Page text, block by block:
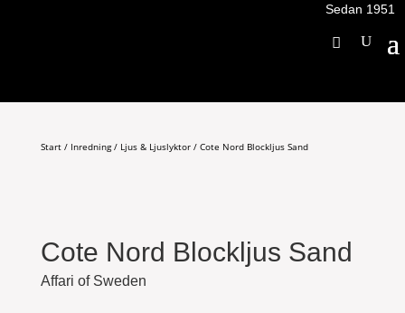
Sedan 1951
Start/ Inredning/ Ljus & Ljuslyktor/ Cote Nord Blockljus Sand
Cote Nord Blockljus Sand
Affari of Sweden